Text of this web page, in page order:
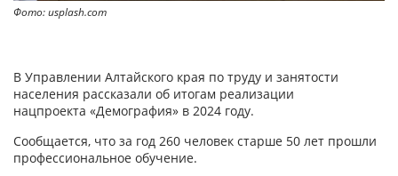
Фото: usplash.com
В Управлении Алтайского края по труду и занятости
населения рассказали об итогам реализации
нацпроекта «Демография» в 2024 году.
Сообщается, что за год 260 человек старше 50 лет прошли
профессиональное обучение.